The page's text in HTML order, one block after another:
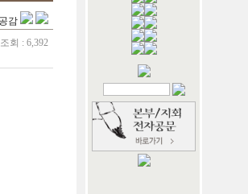
조회 : 6,392